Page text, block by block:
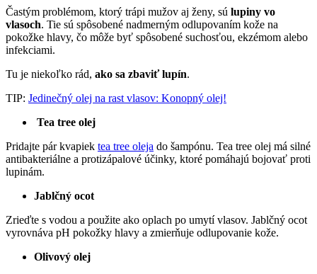
Častým problémom, ktorý trápi mužov aj ženy, sú lupiny vo
vlasoch. Tie sú spôsobené nadmerným odlupovaním kože na
pokožke hlavy, čo môže byť spôsobené suchosťou, ekzémom alebo
infekciami.
Tu je niekoľko rád, ako sa zbaviť lupín.
TIP: Jedinečný olej na rast vlasov: Konopný olej!
Tea tree olej
Pridajte pár kvapiek tea tree oleja do šampónu. Tea tree olej má silné
antibakteriálne a protizápalové účinky, ktoré pomáhajú bojovať proti
lupinám.
Jablčný ocot
Zrieďte s vodou a použite ako oplach po umytí vlasov. Jablčný ocot
vyrovnáva pH pokožky hlavy a zmierňuje odlupovanie kože.
Olivový olej